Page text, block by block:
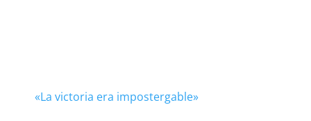
«La victoria era impostergable»